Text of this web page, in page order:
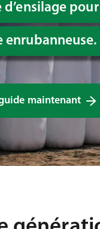
pour
enrubanneuse.
maintenant